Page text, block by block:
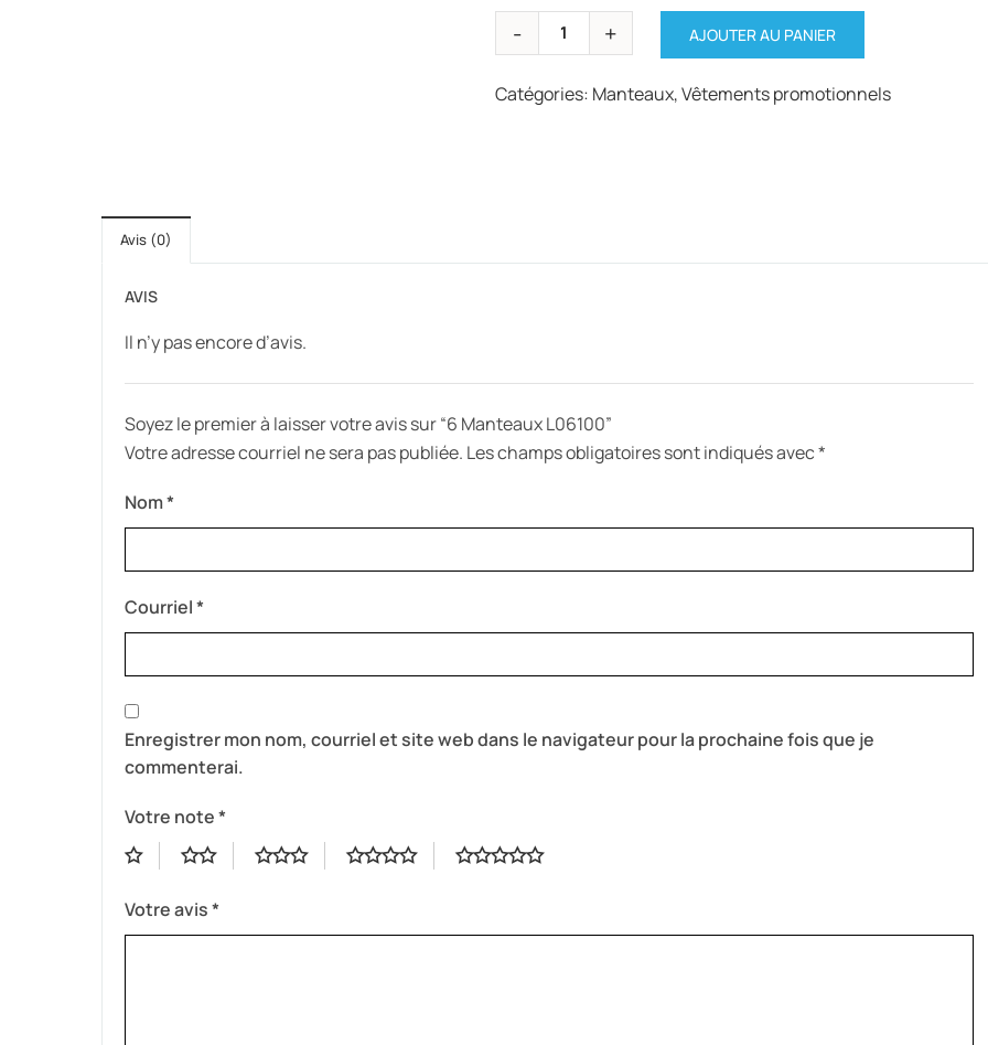
AJOUTER AU PANIER
Catégories: Manteaux,Vêtements promotionnels
Avis (0)
AVIS
Il n’y pas encore d’avis.
Soyez le premier à laisser votre avis sur “6 Manteaux L06100”
Votre adresse courriel ne sera pas publiée. Les champs obligatoires sont indiqués avec*
Nom*
Courriel*
Enregistrer mon nom, courriel et site web dans le navigateur pour la prochaine fois que je
commenterai.
Votre note*
Votre avis*